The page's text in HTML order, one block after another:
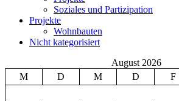
Soziales und Partizipation
Projekte
Wohnbauten
Nicht kategorisiert
August 2026
M
D M D F